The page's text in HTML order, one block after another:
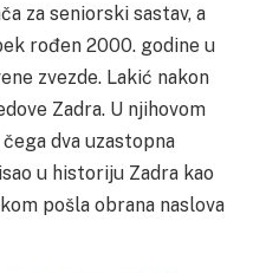
za seniorski sastav, a
rođen 2000. godine u
zvezde. Lakić nakon
Zadra. U njihovom
dva uzastopna
u historiju Zadra kao
pošla obrana naslova